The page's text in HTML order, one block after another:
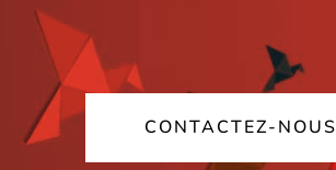
CONTACTEZ-NOUS